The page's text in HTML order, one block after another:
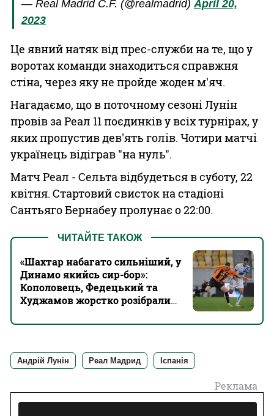
— Real Madrid C.F. (@realmadrid)April 20,
2023
Це явний натяк від прес-служби на те, що у
воротах команди знаходиться справжня
стіна, через яку не пройде жоден м'яч.
Нагадаємо, що в поточному сезоні Лунін
провів за Реал 11 поєдинків у всіх турнірах, у
яких пропустив дев'ять голів. Чотири матчі
українець відіграв "на нуль".
Матч Реал - Сельта відбудеться в суботу, 22
квітня. Стартовий свисток на стадіоні
Сантьяго Бернабеу пролунає о 22:00.
ЧИТАЙТЕ ТАКОЖ
«Шахтар набагато сильніший, у
Динамо якийсь сир-бор»:
Кополовець, Федецький та
Худжамов жорстко розібрали
Андрій Лунін Реал Мадрид Іспанія
Реклама